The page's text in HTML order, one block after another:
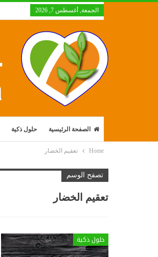
الجمعة, أغسطس 7, 2026
الصفحة الرئيسية حلول ذكية
Home تعقيم الخضار
تصفح الوسم
تعقيم الخضار
حلول ذكية